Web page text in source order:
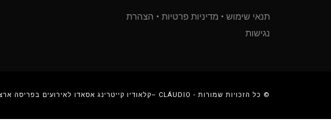
תנאי שימוש • מדיניות פרטיות • הצהרת
נגישות
© כל הזכויות שמורות - CLÁUDIO –קלאודיו קייטרינג אסאדו לאירועים בפריסה ארצית.